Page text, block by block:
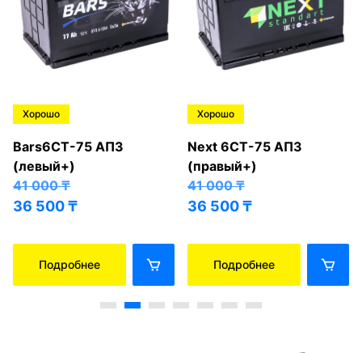
Хорошо
Bars6СТ-75 АПЗ
(левый+)
41 000₸
36 500₸
Подробнее
Хорошо
Next 6СТ-75 АПЗ
(правый+)
41 000₸
36 500₸
Подробнее